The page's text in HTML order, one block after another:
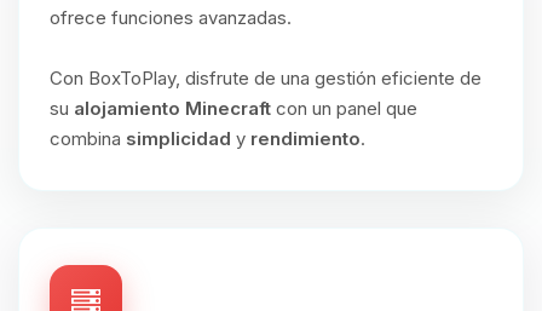
ofrece funciones avanzadas.
Con BoxToPlay, disfrute de una gestión eficiente de
su alojamiento Minecraft con un panel que
combina simplicidad y rendimiento.